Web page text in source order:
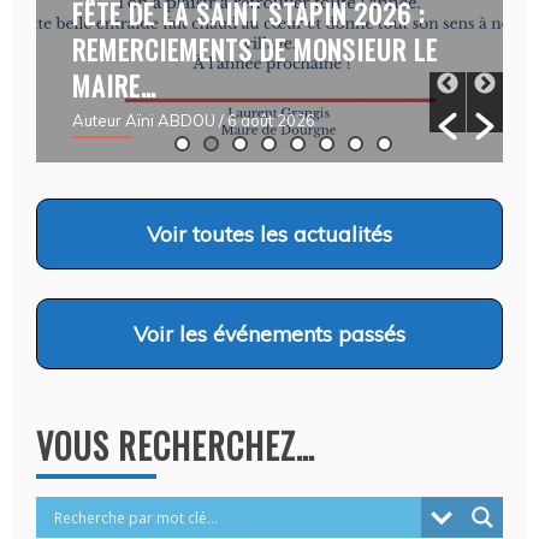
DE LA SAINT STAPIN 2026 :
DE MONSIEUR LE
Aïni ABDOU/ 6 août 2026
FAIM-
03/08/
Auteur
Voirtoutes les actualités
Voir les événements passés
VOUS RECHERCHEZ…